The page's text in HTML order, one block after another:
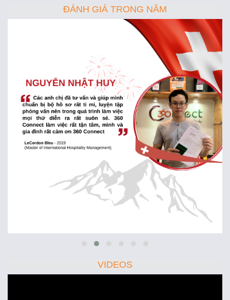
ĐÁNH GIÁ TRONG NĂM
VIDEOS